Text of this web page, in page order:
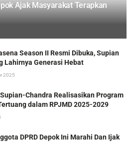
Ajak Masyarakat Terapkan
Season II Resmi Dibuka, Supian
Lahirnya Generasi Hebat
2025
Chandra Realisasikan Program
dalam RPJMD 2025-2029
DPRD Depok Ini Marahi Dan Ijak